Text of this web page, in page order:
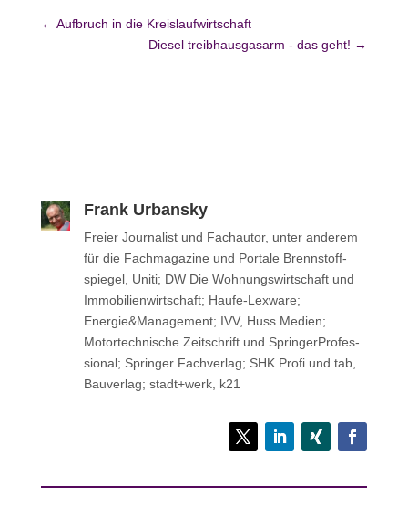
← Aufbruch in die Kreislaufwirtschaft
Diesel treibhausgasarm - das geht! →
Frank Urbansky
Freier Jour­na­list und Fach­au­tor, unter anderem
für die Fach­ma­ga­zine und Portale Brenn­stoff­
spie­gel, Uniti; DW Die Woh­nungs­wirt­schaft und
Immo­bi­li­en­wirt­schaft; Haufe-Lexware;
Energie&Management; IVV, Huss Medien;
Motor­tech­ni­sche Zeit­schrift und Sprin­ger­Pro­fes­
sio­nal; Sprin­ger Fachverlag; SHK Profi und tab,
Bau­ver­lag; stadt+werk, k21